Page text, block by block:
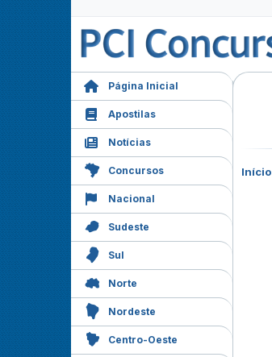
Página Inicial
Apostilas
Notícias
Concursos
Nacional
Sudeste
Sul
Norte
Nordeste
Centro-Oeste
Início